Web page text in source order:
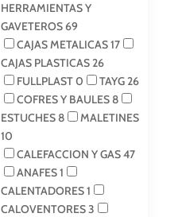
HERRAMIENTAS Y
GAVETEROS69
CAJAS METALICAS17
CAJAS PLASTICAS26
FULLPLAST0 TAYG26
COFRES Y BAULES 8
ESTUCHES 8
MALETINES
10
CALEFACCION Y GAS47
ANAFES1
CALENTADORES1
CALOVENTORES3